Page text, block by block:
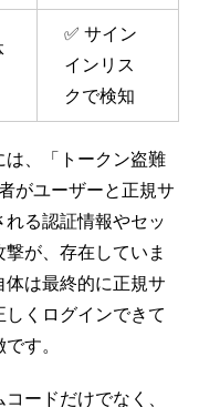
✅ サイン
インリス
クで検知
、「トークン盗難
がユーザーと正規サ
る認証情報やセッ
が、存在していま
は最終的に正規サ
くログインできて
す。
ードだけでなく、